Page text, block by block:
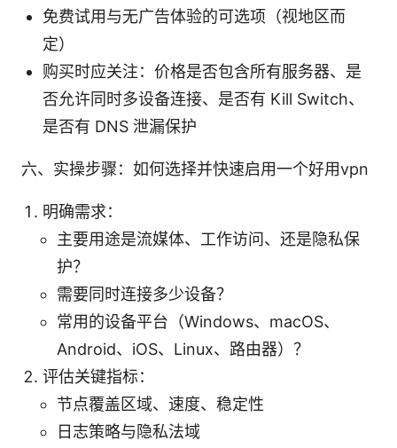
免费试用与无广告体验的可选项（视地区而
定）
购买时应关注：价格是否包含所有服务器、是
否允许同时多设备连接、是否有 Kill Switch、
是否有 DNS 泄漏保护
六、实操步骤：如何选择并快速启用一个好用vpn
明确需求：
主要用途是流媒体、工作访问、还是隐私保
护？
需要同时连接多少设备？
常用的设备平台（Windows、macOS、
Android、iOS、Linux、路由器）？
评估关键指标：
节点覆盖区域、速度、稳定性
日志策略与隐私法域